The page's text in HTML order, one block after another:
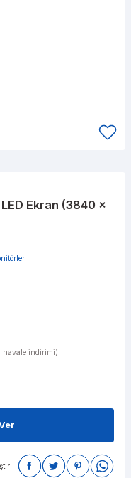
Ekran (3840 x
havale indirimi)